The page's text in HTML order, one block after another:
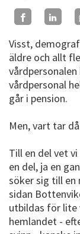
Visst,
äldre och allt
vårdpersonal
går i pension.
Men, vart tar
Till en del vet
en del, ja en
söker sig till en
sidan
utbildas för lite
hemlandet -